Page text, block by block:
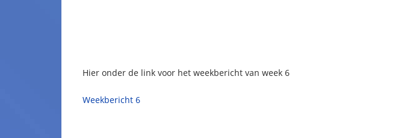
Hier onder de link voor het weekbericht van week 6
Weekbericht 6